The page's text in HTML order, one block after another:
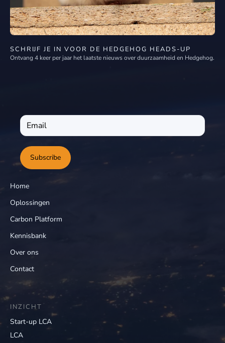
SCHRIJF JE IN VOOR DE HEDGEHOG HEADS-UP
Ontvang 4 keer per jaar het laatste nieuws over duurzaamheid en Hedgehog.
Subscribe
Home
Oplossingen
Carbon Platform
Kennisbank
Over ons
Contact
INZICHT
Start-up LCA
LCA